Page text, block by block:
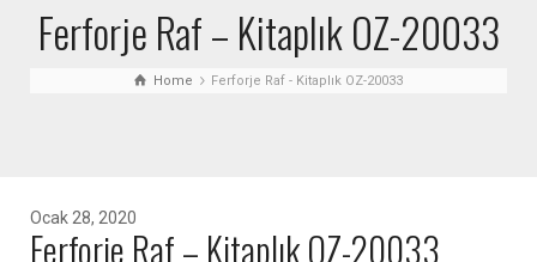
Ferforje Raf – Kitaplık OZ-20033
Home Ferforje Raf - Kitaplık OZ-20033
Ocak 28, 2020
Ferforje Raf – Kitaplık OZ-20033